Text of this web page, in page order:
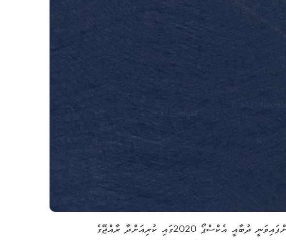
ރިސޯޓު ތަރައްޤީކުރުމަށް ސަރުކާރުން 18 ރަށެއް ބީލަމަށް ހުޅުވާލައިފިއެވެ. އާ ރަށްތައް އިޢުލާންކޮށްފައިވަނީ ދުބާއީ އެކްސްޕޯ 2020ގައި ކުރިއަށްދާ ރާއްޖޭގެ